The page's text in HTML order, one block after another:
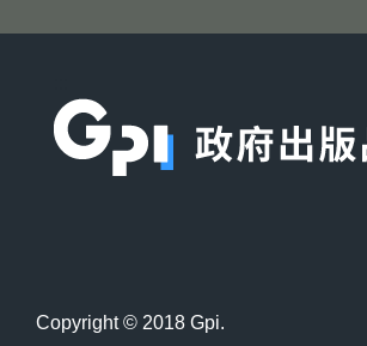
Copyright © 2018 Gpi.